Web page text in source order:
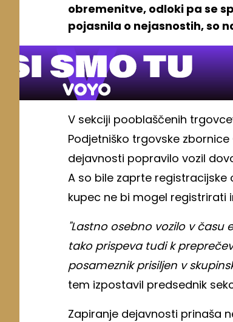
obremenitve, odloki pa se
pojasnila o nejasnostih, so
V sekciji pooblaščenih
Podjetniško trgovske
dejavnosti popravilo vozil
A so bile zaprte
kupec ne bi mogel registrirati
"Lastno osebno vozilo v
tako prispeva tudi k
posameznik prisiljen v
tem izpostavil predsednik
Zapiranje dejavnosti prinaša